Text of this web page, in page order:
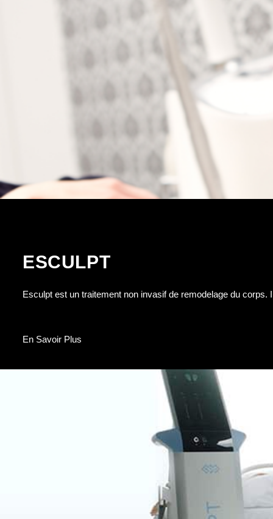
ESCULPT
Esculpt est un traitement non invasif de remodelage du
En Savoir Plus